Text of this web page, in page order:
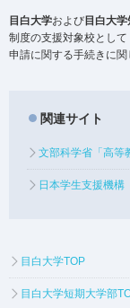
目白大学および 目白大
制度の支援対象校として
申請に関する手続きに関
関連サイト
文部科学省「高等
日本学生支援機構
目白大学TOP
目白大学短期大学部